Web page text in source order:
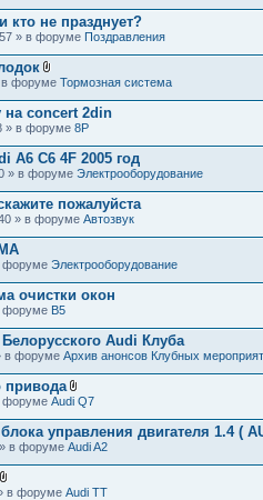
кто не празднует?
» в форуме Поздравления
В
о
ж
е
н
и
я
в форуме Тормозная система
на concert 2din
» в форуме 8P
A6 C6 4F 2005 год
» в форуме Электрооборудование
пожалуйста
» в форуме Автозвук
форуме Электрооборудование
очистки окон
форуме B5
Audi Клуба
в форуме Архив анонсов Клубных
привода
В
л
о
ж
е
н
я
форуме Audi Q7
управления двигателя 1.4 (
в форуме Audi A2
Вв форуме Audi TT